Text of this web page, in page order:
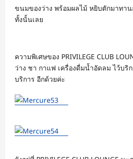
ขนมของว่าง พร้อมผลไม้ หยิบตักมาทา
ทั้งนั้นเลย
ความพิเศษของ PRIVILEGE CLUB
ว่าง ชา กาแฟ เครื่องดื่มน้ำอัดลม ไว้บริ
บริการ อีกด้วยค่ะ